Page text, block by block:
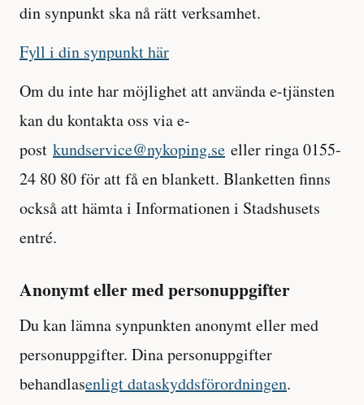
din synpunkt ska nå rätt verksamhet.
Fyll i din synpunkt här
Om du inte har möjlighet att använda e-tjänsten
kan du kontakta oss via e-
post kundservice@nykoping.se eller ringa 0155-
24 80 80 för att få en blankett. Blanketten finns
också att hämta i Informationen i Stadshusets
entré.
Anonymt eller med personuppgifter
Du kan lämna synpunkten anonymt eller med
personuppgifter. Dina personuppgifter
behandlasenligt dataskyddsförordningen.